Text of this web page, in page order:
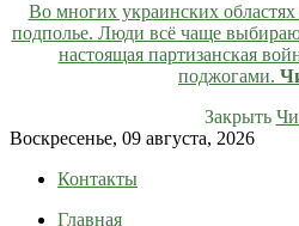
Во многих украинских
подполье. Люди всё чаще
настоящая партизанская
поджогами.
Закрыть
Skip
content
Воскресенье, 09 августа, 2026
Контакты
Главная